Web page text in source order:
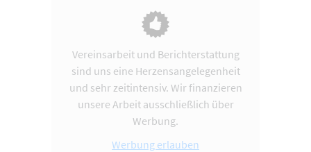
Vereinsarbeit und Berichterstattung
sind uns eine Herzensangelegenheit
und sehr zeitintensiv. Wir finanzieren
unsere Arbeit ausschließlich über
Werbung.
Werbung erlauben